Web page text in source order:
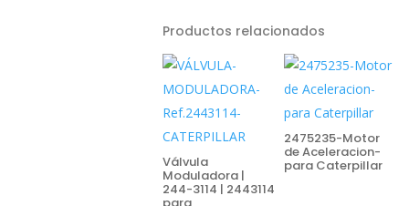
Productos relacionados
Válvula
Moduladora |
244-3114 | 2443114
para
2475235-Motor
de Aceleracion-
para Caterpillar